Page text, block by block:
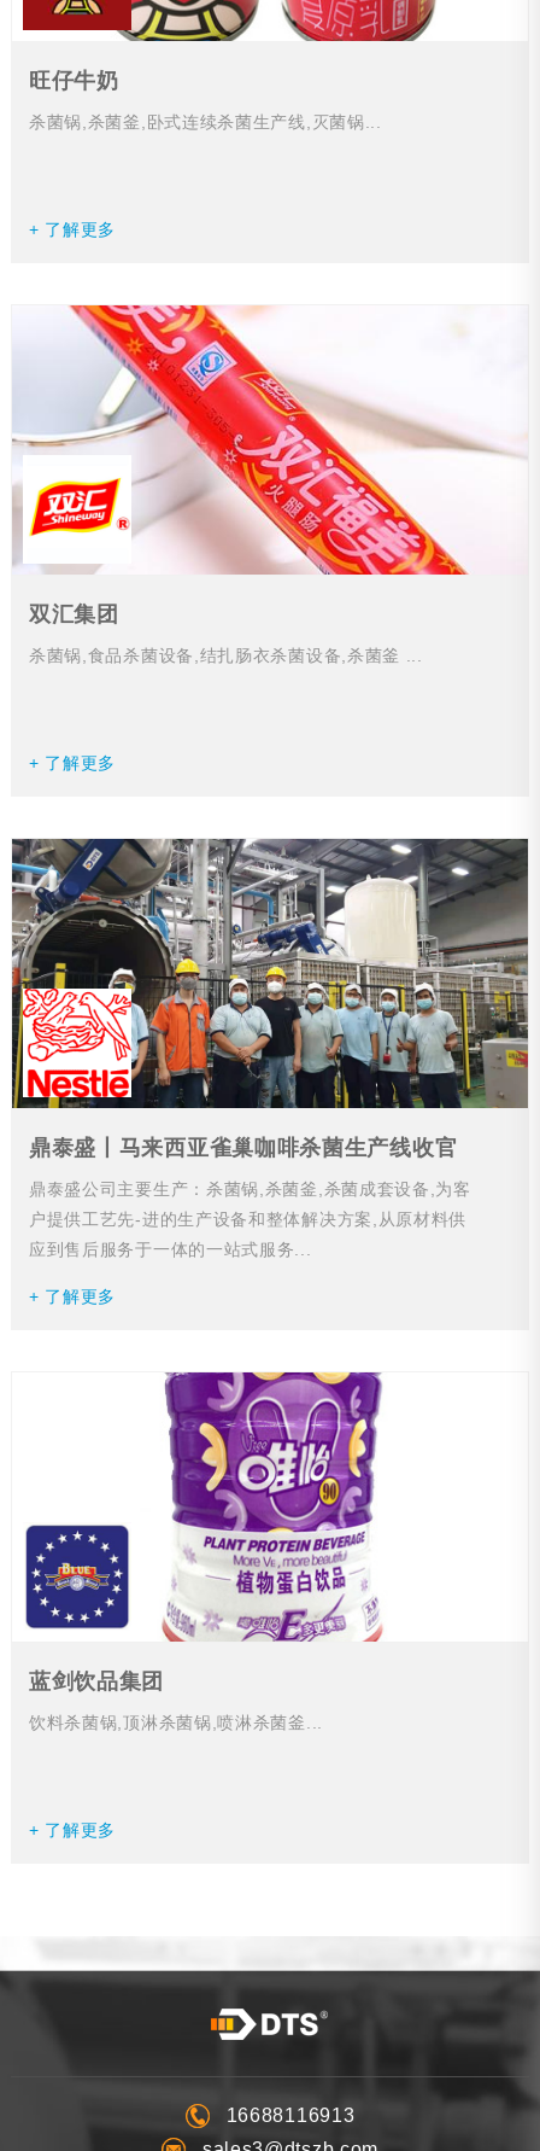
旺仔牛奶
杀菌锅,杀菌釜,卧式连续杀菌生产线,灭菌锅...
+ 了解更多
双汇集团
杀菌锅,食品杀菌设备,结扎肠衣杀菌设备,杀菌釜 ...
+ 了解更多
鼎泰盛丨马来西亚雀巢咖啡杀菌生产线收官
鼎泰盛公司主要生产：杀菌锅,杀菌釜,杀菌成套设备,为客
户提供工艺先-进的生产设备和整体解决方案,从原材料供
应到售后服务于一体的一站式服务...
+ 了解更多
蓝剑饮品集团
饮料杀菌锅,顶淋杀菌锅,喷淋杀菌釜...
+ 了解更多
16688116913